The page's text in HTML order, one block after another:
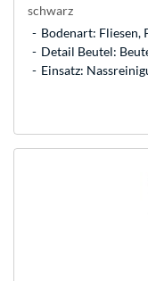
schwarz
Bodenart: Fliesen,
Detail Beutel:
Einsatz: